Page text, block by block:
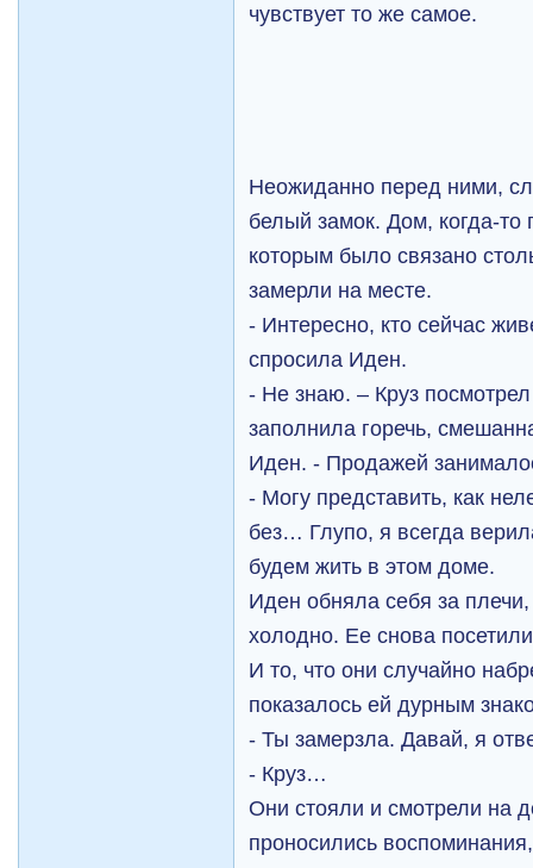
чувствует то же самое.
Неожиданно перед ними,
белый замок. Дом, когда-
которым было связано
замерли на месте.
- Интересно, кто сейчас
спросила Иден.
- Не знаю. – Круз
заполнила горечь,
Иден. - Продажей
- Могу представить, как
без… Глупо, я всегда
будем жить в этом доме.
Иден обняла себя за
холодно. Ее снова
И то, что они случайно
показалось ей дурным
- Ты замерзла. Давай, я
- Круз…
Они стояли и смотрели на
проносились